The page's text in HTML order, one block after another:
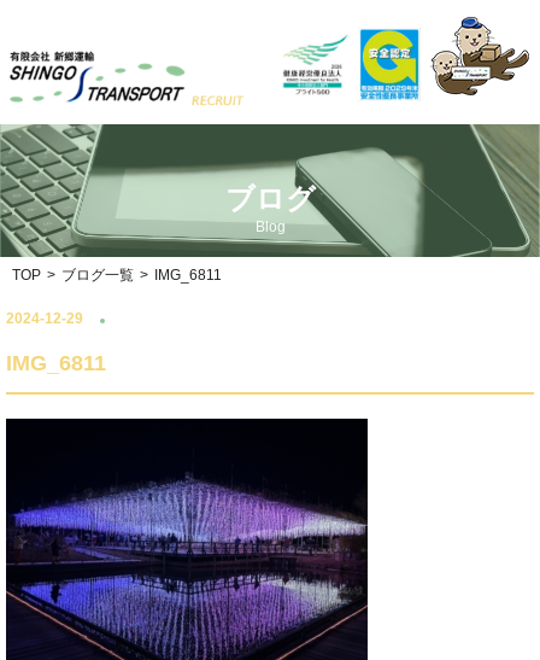
ブログ
Blog
TOP > ブログ一覧 > IMG_6811
2024-12-29
IMG_6811